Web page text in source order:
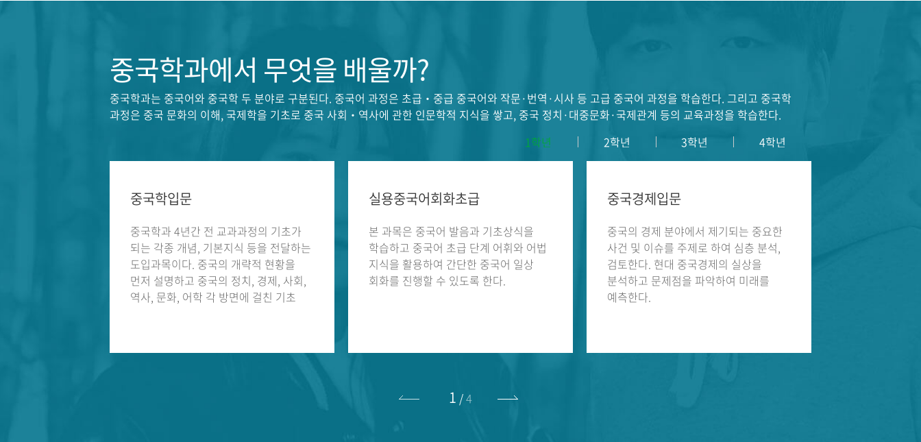
중국학과에서 무엇을 배울까?
중국학과는 중국어와 중국학 두 분야로 구분된다. 중국어 과정은 초급‧중급 중국어와 작문·번역·시사 등 고급 중국어 과정을 학습한다. 그리고 중국학
과정은 중국 문화의 이해, 국제학을 기초로 중국 사회‧역사에 관한 인문학적 지식을 쌓고, 중국 정치·대중문화·국제관계 등의 교육과정을 학습한다.
1학년
2학년 3학년 4학년
중국학입문
중국학과 4년간 전 교과과정의 기초가
되는 각종 개념, 기본지식 등을 전달하는
도입과목이다. 중국의 개략적 현황을
먼저 설명하고 중국의 정치, 경제, 사회,
역사, 문화, 어학 각 방면에 걸친 기초
실용중국어회화초급
본 과목은 중국어 발음과 기초상식을
학습하고 중국어 초급 단계 어휘와 어법
지식을 활용하여 간단한 중국어 일상
회화를 진행할 수 있도록 한다.
중국경제입문
중국의 경제 분야에서 제기되는 중요한
사건 및 이슈를 주제로 하여 심층 분석,
검토한다. 현대 중국경제의 실상을
분석하고 문제점을 파악하여 미래를
예측한다.
1 /4